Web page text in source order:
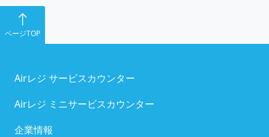
ページTOP
Airレジ サービスカウンター
Airレジ ミニサービスカウンター
企業情報